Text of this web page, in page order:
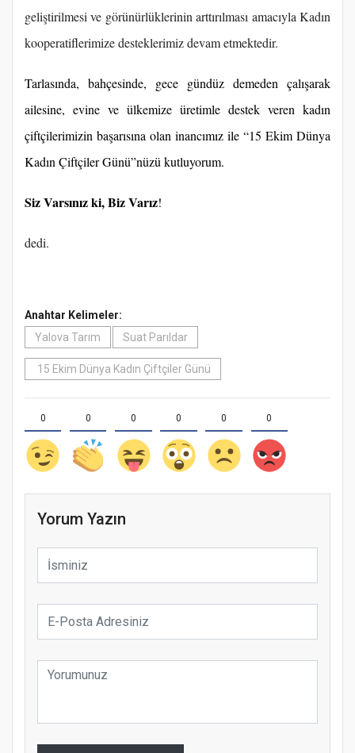
geliştirilmesi ve görünürlüklerinin arttırılması amacıyla Kadın
kooperatiflerimize desteklerimiz devam etmektedir.
Tarlasında, bahçesinde, gece gündüz demeden çalışarak
ailesine, evine ve ülkemize üretimle destek veren kadın
çiftçilerimizin başarısına olan inancımız ile “15 Ekim Dünya
Kadın Çiftçiler Günü”nüzü kutluyorum.
Siz Varsınız ki, Biz Varız!
dedi.
Anahtar Kelimeler:
Yalova Tarım
Suat Parıldar
15 Ekim Dünya Kadın Çiftçiler Günü
0 0 0 0 0 0
Yorum Yazın